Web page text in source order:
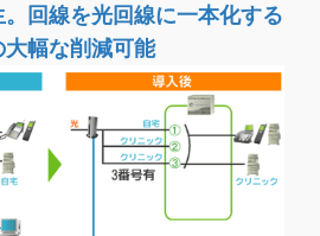
回線を光回線に一本化する
幅な削減可能